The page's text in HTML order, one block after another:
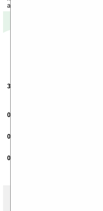
акций сайта на ваш почтовый
31.08.2010
01.09.2010
06.09.2010
03.01.2011